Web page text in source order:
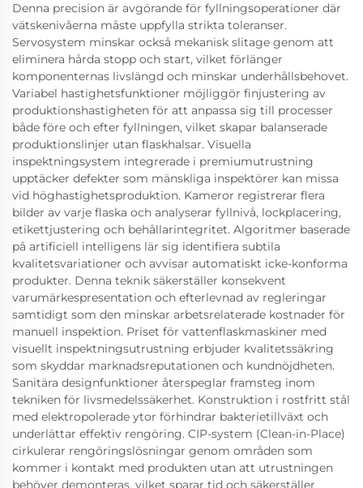
Denna precision är avgörande för fyllningsoperationer där
vätskenivåerna måste uppfylla strikta toleranser.
Servosystem minskar också mekanisk slitage genom att
eliminera hårda stopp och start, vilket förlänger
komponenternas livslängd och minskar underhållsbehovet.
Variabel hastighetsfunktioner möjliggör finjustering av
produktionshastigheten för att anpassa sig till processer
både före och efter fyllningen, vilket skapar balanserade
produktionslinjer utan flaskhalsar. Visuella
inspektningsystem integrerade i premiumutrustning
upptäcker defekter som mänskliga inspektörer kan missa
vid höghastighetsproduktion. Kameror registrerar flera
bilder av varje flaska och analyserar fyllnivå, lockplacering,
etikettjustering och behållarintegritet. Algoritmer baserade
på artificiell intelligens lär sig identifiera subtila
kvalitetsvariationer och avvisar automatiskt icke-konforma
produkter. Denna teknik säkerställer konsekvent
varumärkespresentation och efterlevnad av regleringar
samtidigt som den minskar arbetsrelaterade kostnader för
manuell inspektion. Priset för vattenflaskmaskiner med
visuellt inspektningsutrustning erbjuder kvalitetssäkring
som skyddar marknadsreputationen och kundnöjdheten.
Sanitära designfunktioner återspeglar framsteg inom
tekniken för livsmedelssäkerhet. Konstruktion i rostfritt stål
med elektropolerade ytor förhindrar bakterietillväxt och
underlättar effektiv rengöring. CIP-system (Clean-in-Place)
cirkulerar rengöringslösningar genom områden som
kommer i kontakt med produkten utan att utrustningen
behöver demonteras, vilket sparar tid och säkerställer